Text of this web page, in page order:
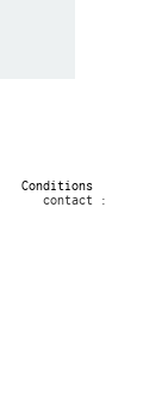
Conditions
contact :